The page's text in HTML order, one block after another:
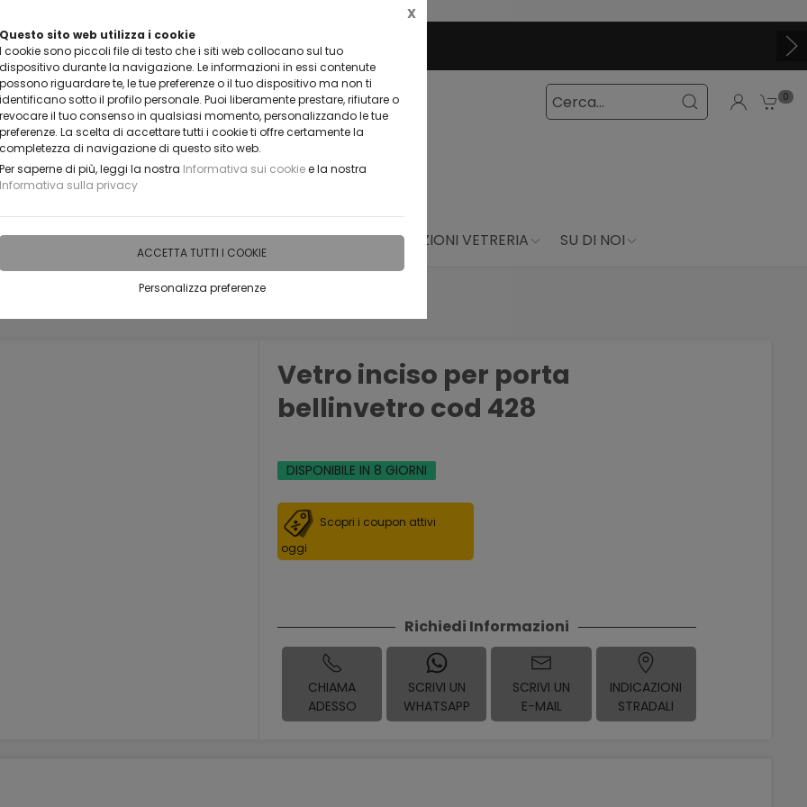
Questo sito web utilizza i cookie
I cookie sono piccoli file di testo che i siti web collocano sul tuo
dispositivo durante la navigazione. Le informazioni in essi contenute
possono riguardare te, le tue preferenze o il tuo dispositivo ma non ti
identificano sotto il profilo personale. Puoi liberamente prestare, rifiutare o
revocare il tuo consenso in qualsiasi momento, personalizzando le tue
preferenze. La scelta di accettare tutti i cookie ti offre certamente la
completezza di navigazione di questo sito web.
Per saperne di più, leggi la nostra Informativa sui cookiee la nostra
Informativa sulla privacy
ACCETTA TUTTI I COOKIE
Personalizza preferenze
X
VUOI DIVENTARE UN NOSTRO RIVENDITORE?
CONTATTACI
0
IDEE PERSONALIZZABILI RECENSIONI HORECA PRODUZIONI VETRERIA SU DI NOI
Vetro inciso per porta
bellinvetro cod 428
DISPONIBILE IN 8 GIORNI
Scopri i coupon attivi
oggi
Richiedi Informazioni
CHIAMA
ADESSO
SCRIVI UN
WHATSAPP
SCRIVI UN
E-MAIL
INDICAZIONI
STRADALI